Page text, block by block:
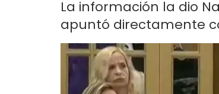
La información la dio
apuntó directamente